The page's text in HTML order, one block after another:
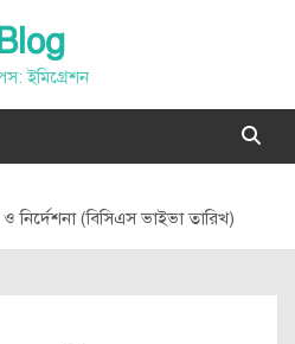
ইমিগ্রেশন
নির্দেশনা (বিসিএস ভাইভা তারিখ)